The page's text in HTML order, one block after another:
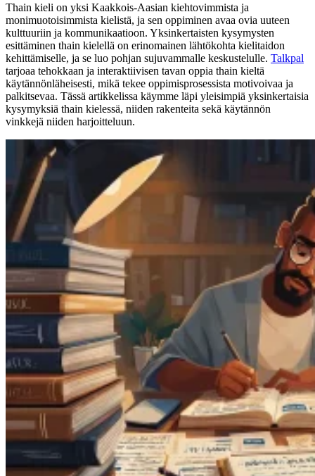
Thain kieli on yksi Kaakkois-Aasian kiehtovimmista ja
monimuotoisimmista kielistä, ja sen oppiminen avaa ovia uuteen
kulttuuriin ja kommunikaatioon. Yksinkertaisten kysymysten
esittäminen thain kielellä on erinomainen lähtökohta kielitaidon
kehittämiselle, ja se luo pohjan sujuvammalle keskustelulle. Talkpal
tarjoaa tehokkaan ja interaktiivisen tavan oppia thain kieltä
käytännönläheisesti, mikä tekee oppimisprosessista motivoivaa ja
palkitsevaa. Tässä artikkelissa käymme läpi yleisimpiä yksinkertaisia
kysymyksiä thain kielessä, niiden rakenteita sekä käytännön
vinkkejä niiden harjoitteluun.